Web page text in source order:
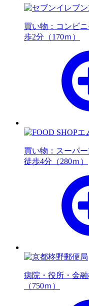
買い物：コンビニ
歩2分（170ｍ）
買い物：スーパー
徒歩4分（280ｍ）
病院・役所・金融
（750ｍ）